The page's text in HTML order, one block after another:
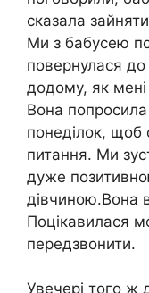
сказала
Ми з бабусею
повернулася
додому, як
Вона
понеділок, щоб
питання. Ми
дуже
дівчиною.Вона
Поцікавилася
передзвонити.
Увечері того ж